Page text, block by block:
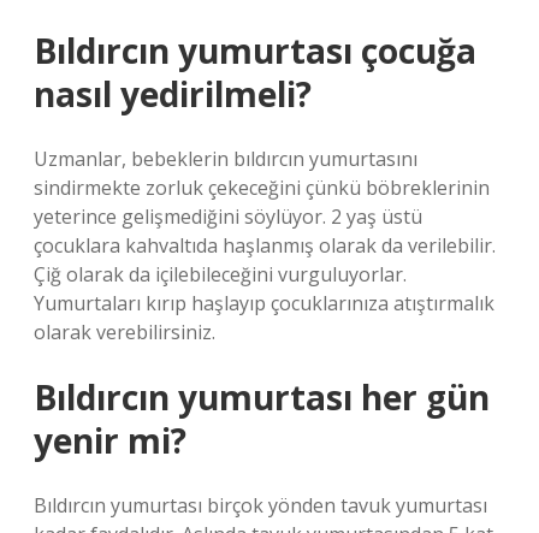
Bıldırcın yumurtası çocuğa
nasıl yedirilmeli?
Uzmanlar, bebeklerin bıldırcın yumurtasını
sindirmekte zorluk çekeceğini çünkü böbreklerinin
yeterince gelişmediğini söylüyor. 2 yaş üstü
çocuklara kahvaltıda haşlanmış olarak da verilebilir.
Çiğ olarak da içilebileceğini vurguluyorlar.
Yumurtaları kırıp haşlayıp çocuklarınıza atıştırmalık
olarak verebilirsiniz.
Bıldırcın yumurtası her gün
yenir mi?
Bıldırcın yumurtası birçok yönden tavuk yumurtası